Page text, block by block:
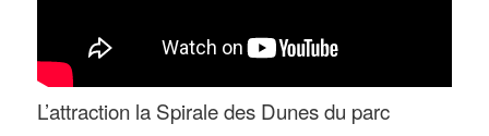
L’attraction la Spirale des Dunes du parc